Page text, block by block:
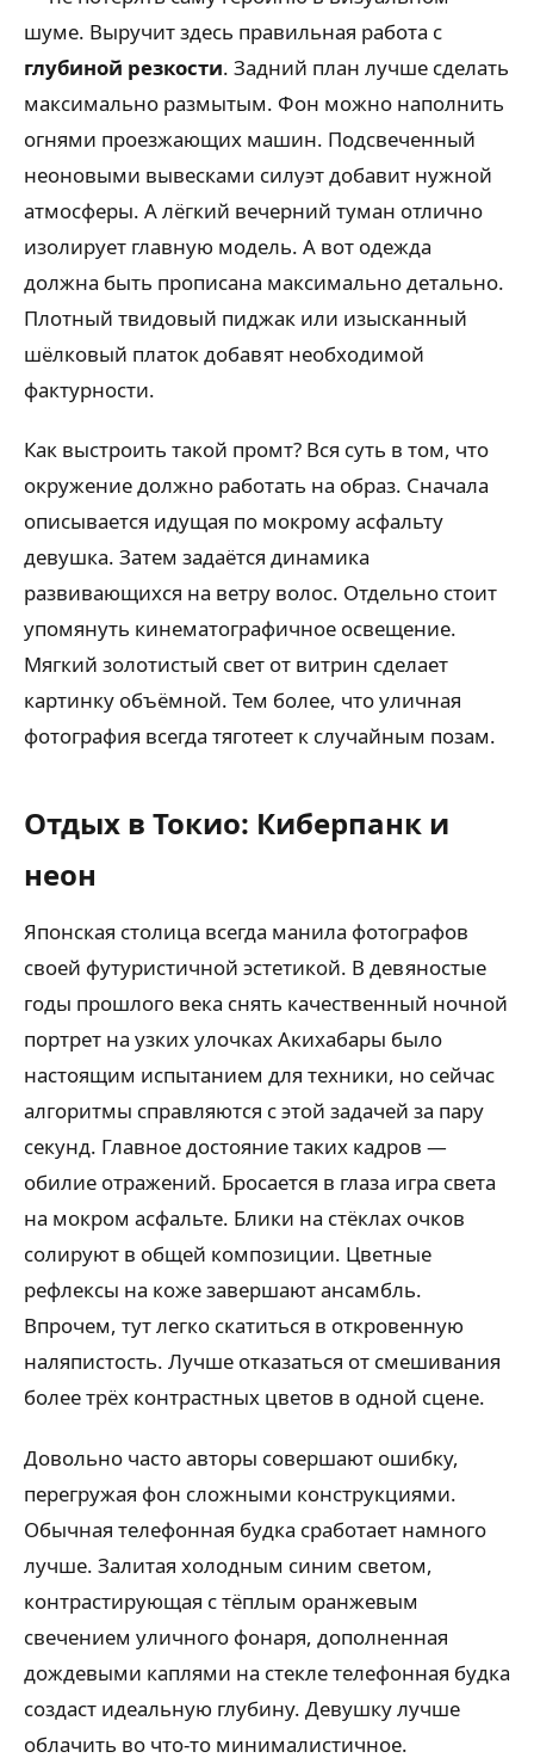
шуме. Выручит здесь правильная работа с
глубиной резкости. Задний план лучше сделать
максимально размытым. Фон можно наполнить
огнями проезжающих машин. Подсвеченный
неоновыми вывесками силуэт добавит нужной
атмосферы. А лёгкий вечерний туман отлично
изолирует главную модель. А вот одежда
должна быть прописана максимально детально.
Плотный твидовый пиджак или изысканный
шёлковый платок добавят необходимой
фактурности.
Как выстроить такой промт? Вся суть в том, что
окружение должно работать на образ. Сначала
описывается идущая по мокрому асфальту
девушка. Затем задаётся динамика
развивающихся на ветру волос. Отдельно стоит
упомянуть кинематографичное освещение.
Мягкий золотистый свет от витрин сделает
картинку объёмной. Тем более, что уличная
фотография всегда тяготеет к случайным позам.
Отдых в Токио: Киберпанк и
неон
Японская столица всегда манила фотографов
своей футуристичной эстетикой. В девяностые
годы прошлого века снять качественный ночной
портрет на узких улочках Акихабары было
настоящим испытанием для техники, но сейчас
алгоритмы справляются с этой задачей за пару
секунд. Главное достояние таких кадров —
обилие отражений. Бросается в глаза игра света
на мокром асфальте. Блики на стёклах очков
солируют в общей композиции. Цветные
рефлексы на коже завершают ансамбль.
Впрочем, тут легко скатиться в откровенную
наляпистость. Лучше отказаться от смешивания
более трёх контрастных цветов в одной сцене.
Довольно часто авторы совершают ошибку,
перегружая фон сложными конструкциями.
Обычная телефонная будка сработает намного
лучше. Залитая холодным синим светом,
контрастирующая с тёплым оранжевым
свечением уличного фонаря, дополненная
дождевыми каплями на стекле телефонная будка
создаст идеальную глубину. Девушку лучше
облачить во что-то минималистичное.